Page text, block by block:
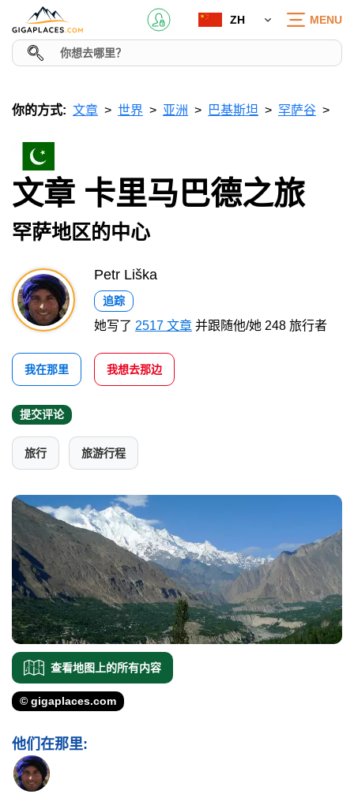
ZH MENU
你的方式: 文章 世界 亚洲 巴基斯坦 罕萨谷
文章 卡里马巴德之旅
罕萨地区的中心
Petr Liška
追踪
她写了 2517 文章 并跟随他/她 248 旅行者
我在那里 我想去那边
提交评论
旅行 旅游行程
查看地图上的所有内容
© gigaplaces.com
他们在那里: